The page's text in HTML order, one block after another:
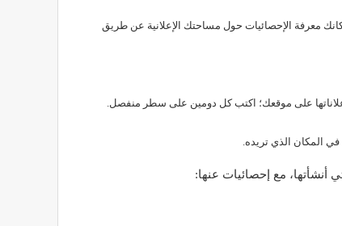
معرفة الإحصائيات حول مساحتك الإعلانية عن طريق